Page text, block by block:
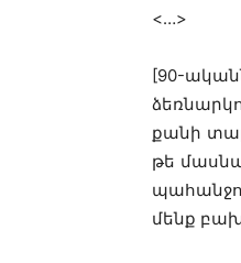
<…>
[90-
քանի
թե
մենք